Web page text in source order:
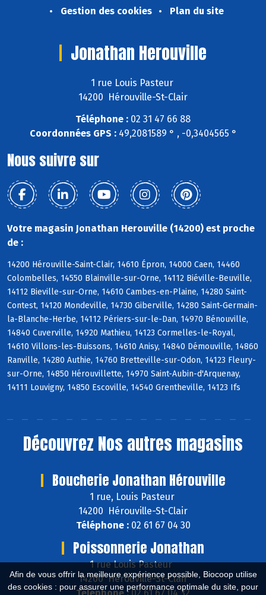
Afin de vous offrir la meilleure expérience possible, Biocoop utilise
des cookies : pour assurer une performance optimale du site, pour
Gestion des cookies
Plan du site
Jonathan Herouville
1 rue Louis Pasteur
14200 Hérouville-St-Clair
Téléphone : 02 31 47 66 88
Coordonnées GPS :49,2081589 ° , -0,3404565 °
Nous suivre sur
Votre magasin Jonathan Herouville (14200) est proche
de :
14200 Hérouville-Saint-Clair, 14610 Épron, 14000 Caen, 14460
Colombelles, 14550 Blainville-sur-Orne, 14112 Biéville-Beuville,
14112 Bieville-sur-Orne, 14610 Cambes-en-Plaine, 14280 Saint-
Contest, 14120 Mondeville, 14730 Giberville, 14280 Saint-Germain-
la-Blanche-Herbe, 14112 Périers-sur-le-Dan, 14970 Bénouville,
14840 Cuverville, 14920 Mathieu, 14123 Cormelles-le-Royal,
14610 Villons-les-Buissons, 14610 Anisy, 14840 Démouville, 14860
Ranville, 14280 Authie, 14760 Bretteville-sur-Odon, 14123 Fleury-
sur-Orne, 14850 Hérouvillette, 14970 Saint-Aubin-d'Arquenay,
14111 Louvigny, 14850 Escoville, 14540 Grentheville, 14123 Ifs
Découvrez Nos autres magasins
Boucherie Jonathan Hérouville
1 rue, Louis Pasteur
14200 Hérouville-St-Clair
Téléphone :02 61 67 04 30
Poissonnerie Jonathan
1 rue Louis Pasteur
14200 Hérouville-St-Clair